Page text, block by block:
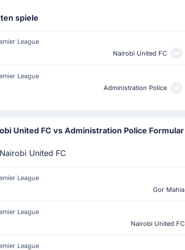
spiele
League
Nairobi United FC
League
Administration Police
United FC vs Administration Police Formular
Nairobi United FC
League
Gor Mahia
League
Nairobi United FC
League